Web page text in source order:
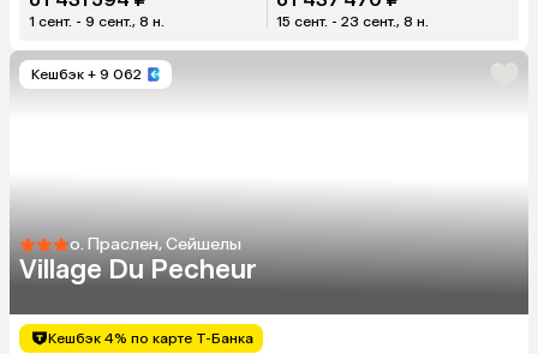
1 сент. - 9 сент., 8 н. 15 сент. - 23 сент., 8 н.
Кешбэк + 9 062
о. Праслен, Сейшелы
Village Du Pecheur
Кешбэк 4% по карте Т-Банка